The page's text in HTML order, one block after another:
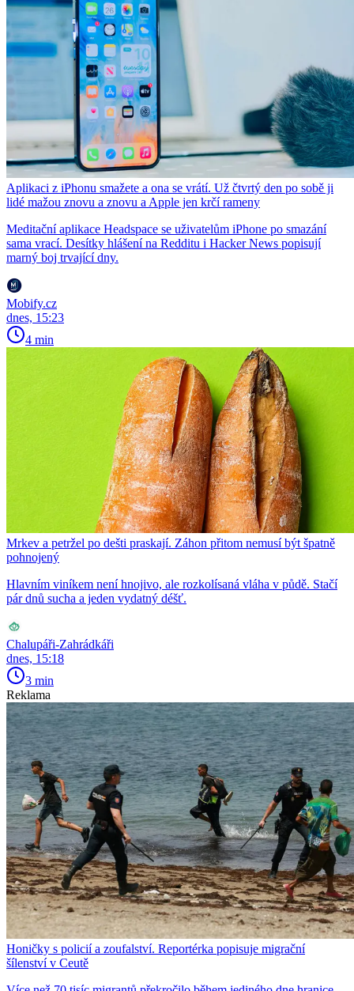
Aplikaci z iPhonu smažete a ona se vrátí. Už čtvrtý den po sobě ji
lidé mažou znovu a znovu a Apple jen krčí rameny
Meditační aplikace Headspace se uživatelům iPhone po smazání
sama vrací. Desítky hlášení na Redditu i Hacker News popisují
marný boj trvající dny.
Mobify.cz
dnes, 15:23
4 min
Mrkev a petržel po dešti praskají. Záhon přitom nemusí být špatně
pohnojený
Hlavním viníkem není hnojivo, ale rozkolísaná vláha v půdě. Stačí
pár dnů sucha a jeden vydatný déšť.
Chalupáři-Zahrádkáři
dnes, 15:18
3 min
Reklama
Honičky s policií a zoufalství. Reportérka popisuje migrační
šílenství v Ceutě